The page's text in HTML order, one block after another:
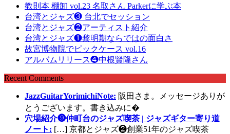
教則本 棚卸 vol.23 名取さん Parkerに学ぶ本
台湾とジャズ❸ 台北でセッション
台湾とジャズ❷アーティスト紹介
台湾とジャズ❶黎明期ならではの面白さ
故宮博物院でピックケース vol.16
アルバムリリース❹中根賢隆さん
Recent Comments
JazzGuitarYorimichiNote: 阪田さま。メッセージありが
とうございます。書き込みに�
穴場紹介❾仲町台のジャズ喫茶 | ジャズギター寄り道
ノート: […] 京都とジャズ❷創業51年のジャズ喫茶